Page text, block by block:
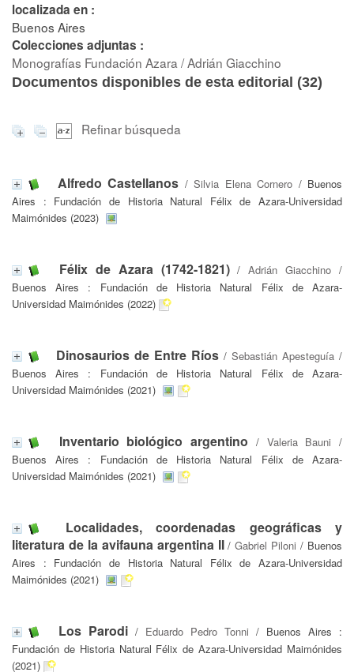
localizada en :
Buenos Aires
Colecciones adjuntas :
Monografías Fundación Azara / Adrián Giacchino
Documentos disponibles de esta editorial (32)
Refinar búsqueda
Alfredo Castellanos / Silvia Elena Cornero / Buenos
Aires : Fundación de Historia Natural Félix de Azara-Universidad
Maimónides (2023)
Félix de Azara (1742-1821)/Adrián Giacchino /
Buenos Aires : Fundación de Historia Natural Félix de Azara-
Universidad Maimónides (2022)
Dinosaurios de Entre Ríos / Sebastián Apesteguía /
Buenos Aires : Fundación de Historia Natural Félix de Azara-
Universidad Maimónides (2021)
Inventario biológico argentino / Valeria Bauni /
Buenos Aires : Fundación de Historia Natural Félix de Azara-
Universidad Maimónides (2021)
Localidades, coordenadas geográficas y
literatura de la avifauna argentina II/Gabriel Piloni / Buenos
Aires : Fundación de Historia Natural Félix de Azara-Universidad
Maimónides (2021)
Los Parodi / Eduardo Pedro Tonni / Buenos Aires :
Fundación de Historia Natural Félix de Azara-Universidad Maimónides
(2021)